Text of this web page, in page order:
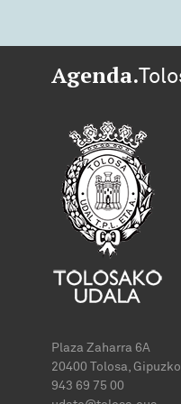
Agenda.
Plaza Zaharra 6A
20400 Tolosa,
943 69 75 00